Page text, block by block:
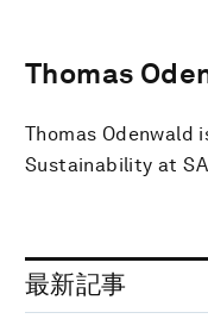
Thomas
Thomas Odenwald
Sustainability at
最新記事